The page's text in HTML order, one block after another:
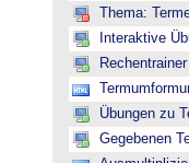
Thema:
Interaktive
Übungen zu
Gegebenen